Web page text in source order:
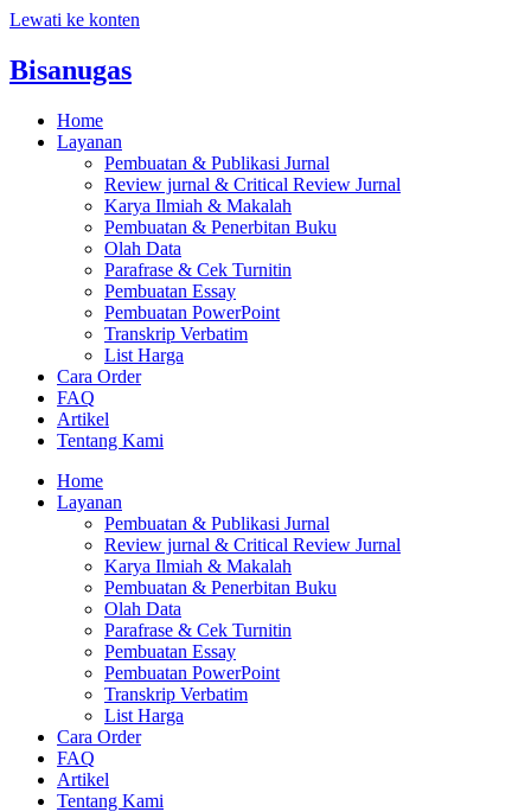
Lewati ke konten
Bisanugas
Home
Layanan
Pembuatan & Publikasi Jurnal
Review jurnal & Critical Review Jurnal
Karya Ilmiah & Makalah
Pembuatan & Penerbitan Buku
Olah Data
Parafrase & Cek Turnitin
Pembuatan Essay
Pembuatan PowerPoint
Transkrip Verbatim
List Harga
Cara Order
FAQ
Artikel
Tentang Kami
Home
Layanan
Pembuatan & Publikasi Jurnal
Review jurnal & Critical Review Jurnal
Karya Ilmiah & Makalah
Pembuatan & Penerbitan Buku
Olah Data
Parafrase & Cek Turnitin
Pembuatan Essay
Pembuatan PowerPoint
Transkrip Verbatim
List Harga
Cara Order
FAQ
Artikel
Tentang Kami